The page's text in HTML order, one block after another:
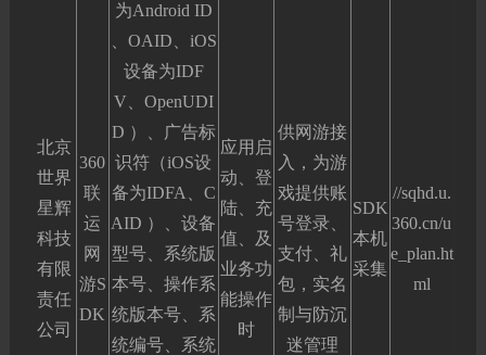
北京
世界
星辉
科技
有限
责任
公司
360
联
运
网
游S
DK
为Android ID
、OAID、iOS
设备为IDF
V、OpenUDI
D ）、广告标
识符（iOS设
备为IDFA、C
AID ）、设备
型号、系统版
本号、操作系
统版本号、系
统编号、系统
应用启
动、登
陆、充
值、及
业务功
能操作
时
供网游接
入，为游
戏提供账
号登录、
支付、礼
包，实名
制与防沉
迷管理
SDK
本机
采集
//sqhd.u.
360.cn/u
e_plan.ht
ml